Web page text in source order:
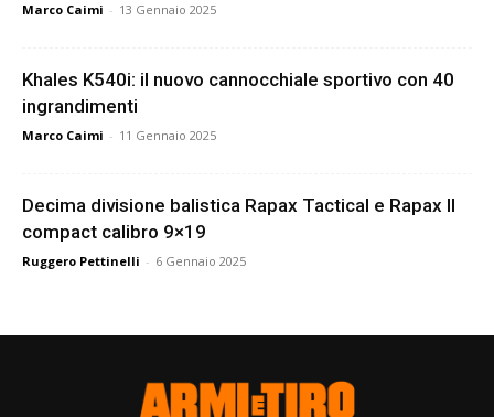
Marco Caimi - 13 Gennaio 2025
Khales K540i: il nuovo cannocchiale sportivo con 40
ingrandimenti
Marco Caimi - 11 Gennaio 2025
Decima divisione balistica Rapax Tactical e Rapax II
compact calibro 9×19
Ruggero Pettinelli - 6 Gennaio 2025